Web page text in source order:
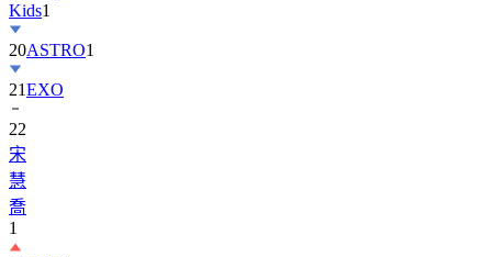
20ASTRO
21EXO
22
宋
慧
喬
1
23